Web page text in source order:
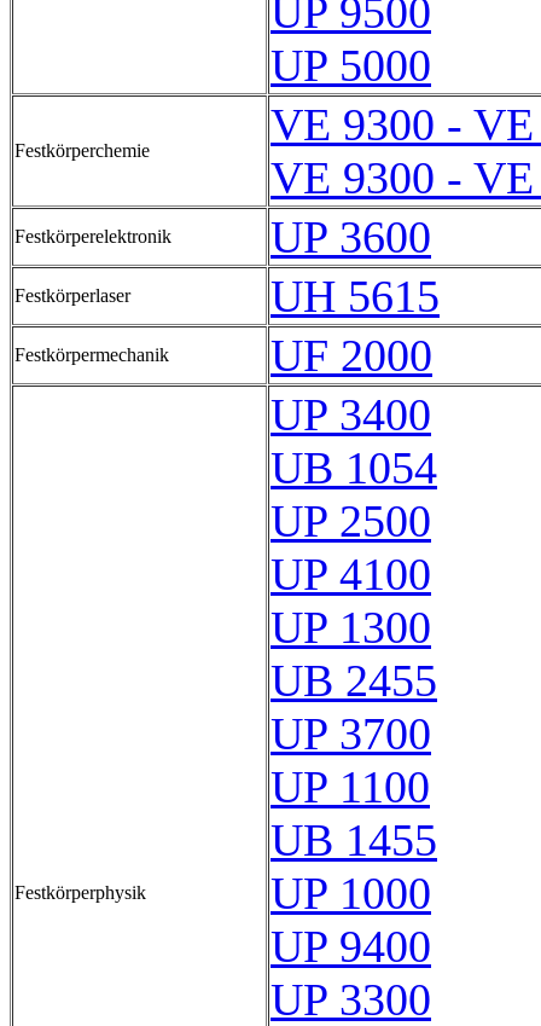
UP 9500
UP 5000
Festkörperchemie
VE 9300 -
VE 9300 -
Festkörperelektronik UP 3600
Festkörperlaser UH 5615
Festkörpermechanik UF 2000
Festkörperphysik
UP 3400
UB 1054
UP 2500
UP 4100
UP 1300
UB 2455
UP 3700
UP 1100
UB 1455
UP 1000
UP 9400
UP 3300